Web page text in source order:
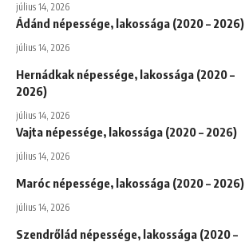
július 14, 2026
Ádánd népessége, lakossága (2020 – 2026)
július 14, 2026
Hernádkak népessége, lakossága (2020 –
2026)
július 14, 2026
Vajta népessége, lakossága (2020 – 2026)
július 14, 2026
Maróc népessége, lakossága (2020 – 2026)
július 14, 2026
Szendrőlád népessége, lakossága (2020 –